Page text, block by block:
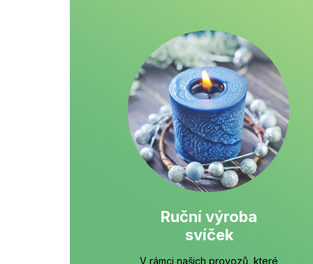
Ruční výroba
svíček
V rámci našich provozů, které